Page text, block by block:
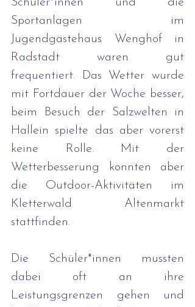
Schüler*innen und die
Sportanlagen im
Jugendgästehaus Wenghof in
Radstadt waren gut
frequentiert. Das Wetter wurde
mit Fortdauer der Woche besser,
beim Besuch der Salzwelten in
Hallein spielte das aber vorerst
keine Rolle. Mit der
Wetterbesserung konnten aber
die Outdoor-Aktivitäten im
Kletterwald Altenmarkt
stattfinden.
Die Schüler*innen mussten
dabei oft an ihre
Leistungsgrenzen gehen und